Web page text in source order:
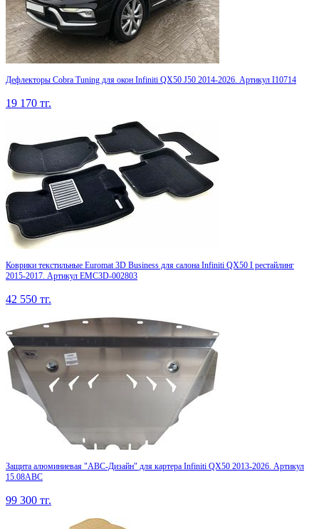
Дефлекторы Cobra Tuning для окон Infiniti QX50 J50 2014-2026. Артикул I10714
19 170 тг.
Коврики текстильные Euromat 3D Business для салона Infiniti QX50 I рестайлинг
2015-2017. Артикул EMC3D-002803
42 550 тг.
Защита алюминиевая "АВС-Дизайн" для картера Infiniti QX50 2013-2026. Артикул
15.08ABC
99 300 тг.